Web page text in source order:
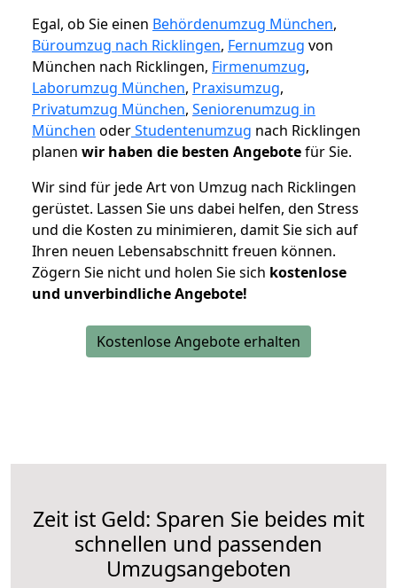
Egal, ob Sie einen Behördenumzug München,
Büroumzug nach Ricklingen, Fernumzug von
München nach Ricklingen, Firmenumzug,
Laborumzug München, Praxisumzug,
Privatumzug München, Seniorenumzug in
München oderStudentenumzug nach Ricklingen
planen wir haben die besten Angebotefür Sie.
Wir sind für jede Art von Umzug nach Ricklingen
gerüstet. Lassen Sie uns dabei helfen, den Stress
und die Kosten zu minimieren, damit Sie sich auf
Ihren neuen Lebensabschnitt freuen können.
Zögern Sie nicht und holen Sie sich kostenlose
und unverbindliche Angebote!
Kostenlose Angebote erhalten
Zeit ist Geld: Sparen Sie beides mit
schnellen und passenden
Umzugsangeboten